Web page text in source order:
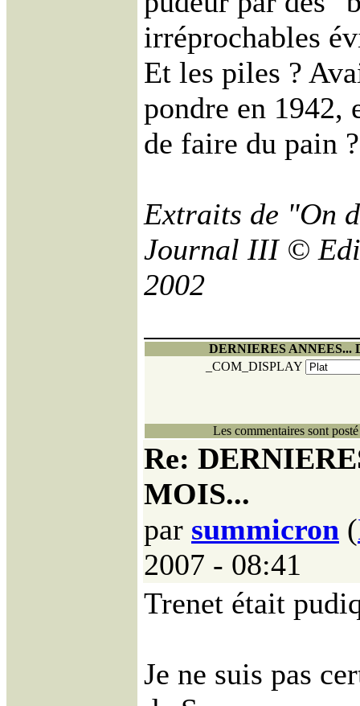
irréprochables
Et les piles ?
pondre en 1942,
de faire du pain ?
Extraits de "On
Journal III ©
2002
DERNIERES ANNEES...
_COM_DISPLAY
Les commentaires sont
Re:
MOIS...
par summicron (
2007 - 08:41
Trenet était
Je ne suis pas